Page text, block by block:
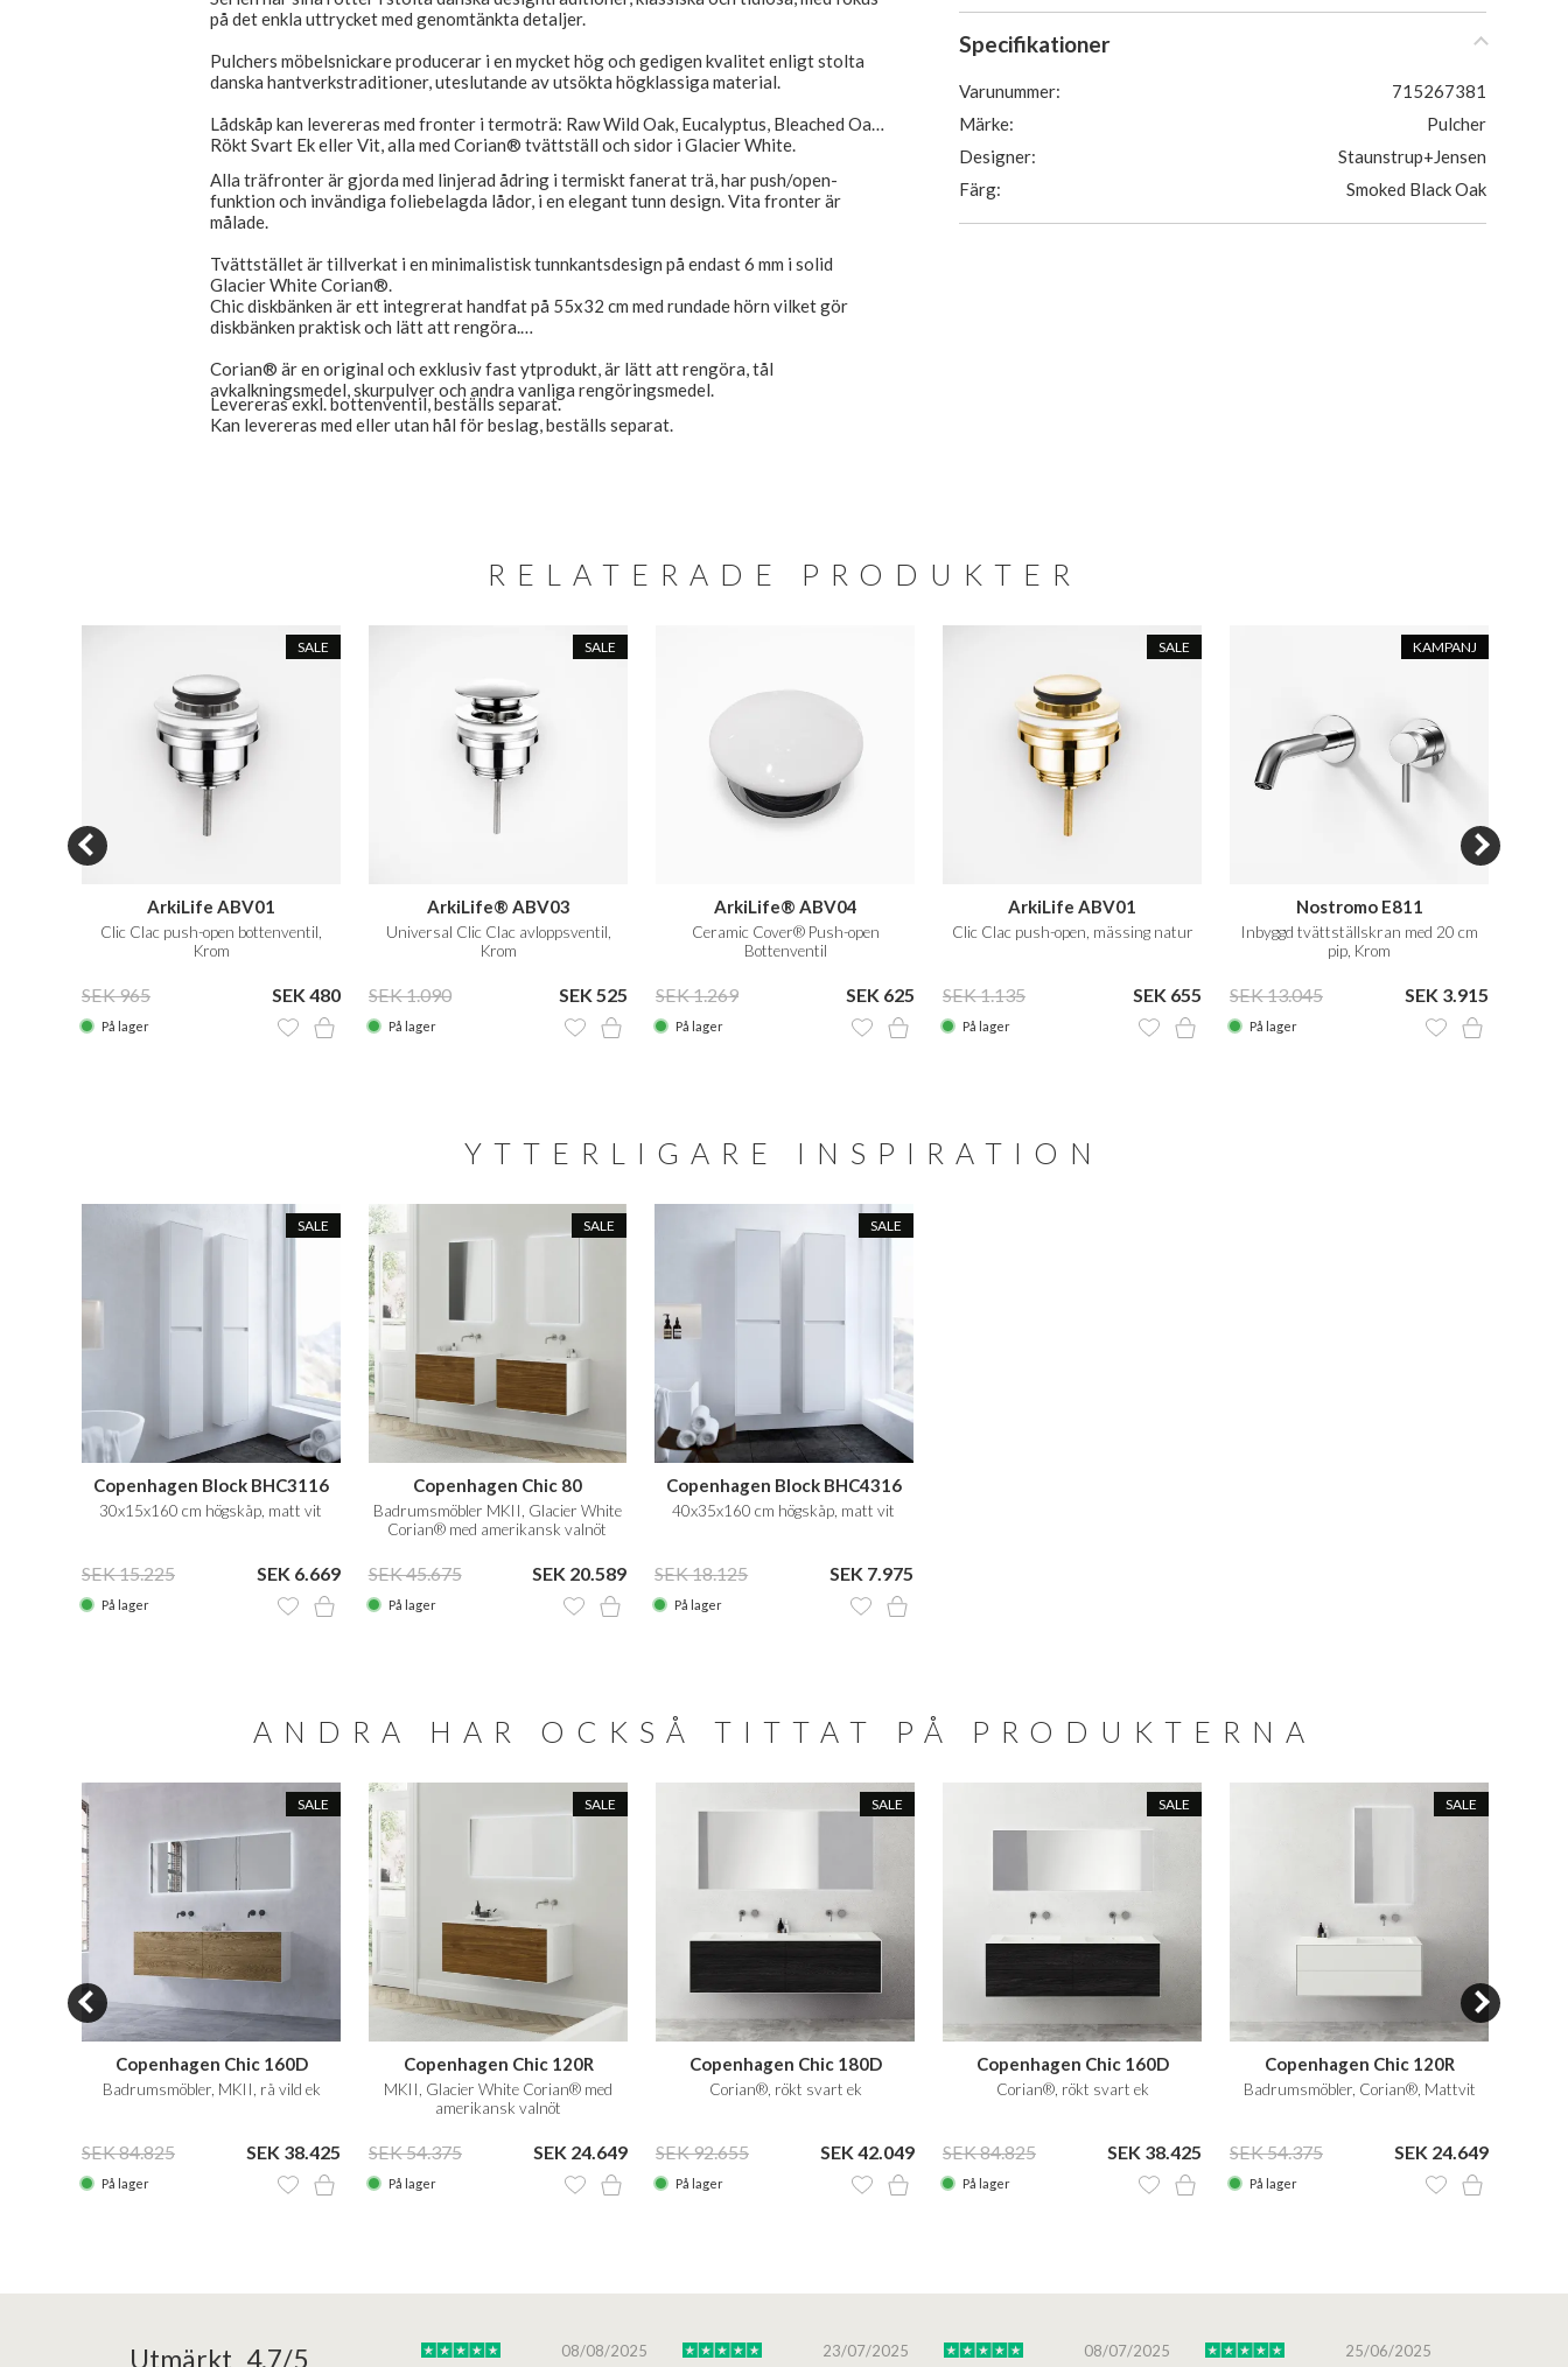
på det enkla uttrycket med genomtänkta detaljer.
Pulchers möbelsnickare producerar i en mycket hög och gedigen kvalitet enligt stolta
danska hantverkstraditioner, uteslutande av utsökta högklassiga material.
Lådskåp kan levereras med fronter i termoträ: Raw Wild Oak, Eucalyptus, Bleached Oak,
Rökt Svart Ek eller Vit, alla med Corian® tvättställ och sidor i Glacier White.
Alla träfronter är gjorda med linjerad ådring i termiskt fanerat trä, har push/open-
funktion och invändiga foliebelagda lådor, i en elegant tunn design. Vita fronter är
målade.
Tvättstället är tillverkat i en minimalistisk tunnkantsdesign på endast 6 mm i solid
Glacier White Corian®.
Chic diskbänken är ett integrerat handfat på 55x32 cm med rundade hörn vilket gör
diskbänken praktisk och lätt att rengöra.
Corian® är en original och exklusiv fast ytprodukt, är lätt att rengöra, tål
avkalkningsmedel, skurpulver och andra vanliga rengöringsmedel.
Levereras exkl. bottenventil, beställs separat.
Kan levereras med eller utan hål för beslag, beställs separat.
Specifikationer
Varunummer:
715267381
Märke:
Pulcher
Designer:
Staunstrup+Jensen
Färg:
Smoked Black Oak
RELATERADE PRODUKTER
SALE
ArkiLife ABV01
Clic Clac push-open bottenventil,
Krom
SEK 965 SEK 480
På lager
SALE
ArkiLife® ABV03
Universal Clic Clac avloppsventil,
Krom
SEK 1.090 SEK 525
På lager
ArkiLife® ABV04
Ceramic Cover® Push-open
Bottenventil
SEK 1.269 SEK 625
På lager
SALE
ArkiLife ABV01
Clic Clac push-open, mässing natur
SEK 1.135 SEK 655
På lager
KAMPANJ
Nostromo E811
håndvaskbatteri til indbygning
m 20 cm fast tud
Inbyggd tvättställskran med 20 cm
pip, Krom
SEK 13.045 SEK 3.915
På lager
YTTERLIGARE INSPIRATION
SALE
Copenhagen Block BHC3116
30x15x160 cm högskåp, matt vit
SEK 15.225 SEK 6.669
På lager
SALE
Copenhagen Chic 80
Badrumsmöbler MKII, Glacier White
Corian® med amerikansk valnöt
SEK 45.675 SEK 20.589
På lager
SALE
Copenhagen Block BHC4316
40x35x160 cm högskåp, matt vit
SEK 18.125 SEK 7.975
På lager
ANDRA HAR OCKSÅ TITTAT PÅ PRODUKTERNA
SALE
Copenhagen Chic 160D
Badrumsmöbler, MKII, rå vild ek
SEK 84.825 SEK 38.425
På lager
SALE
Copenhagen Chic 120R
MKII, Glacier White Corian® med
amerikansk valnöt
SEK 54.375 SEK 24.649
På lager
SALE
Copenhagen Chic 180D
Corian®, rökt svart ek
SEK 92.655 SEK 42.049
På lager
SALE
Copenhagen Chic 160D
Corian®, rökt svart ek
SEK 84.825 SEK 38.425
På lager
SALE
Copenhagen Chic 120R
Badrumsmöbler, Corian®, Mattvit
SEK 54.375 SEK 24.649
På lager
Utmärkt 4,7/530/03/2025 08/08/2025 23/07/2025 08/07/2025 25/06/2025